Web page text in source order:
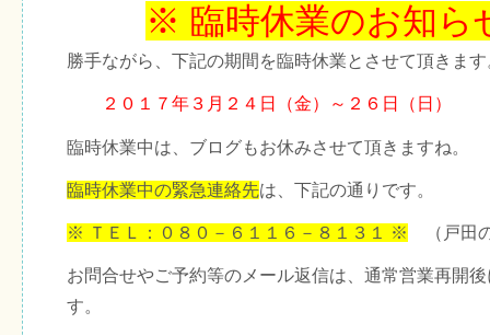
※ 臨時休業のお知
勝手ながら、下記の期間を臨時休業とさせて頂きます
２０１７年３月２４日（金）～２６日（日）
臨時休業中は、ブログもお休みさせて頂きますね。
臨時休業中の緊急連絡先は、下記の通りです。
※ ＴＥＬ：０８０－６１１６－８１３１ ※ （戸田
お問合せやご予約等のメール返信は、通常営業再開
す。